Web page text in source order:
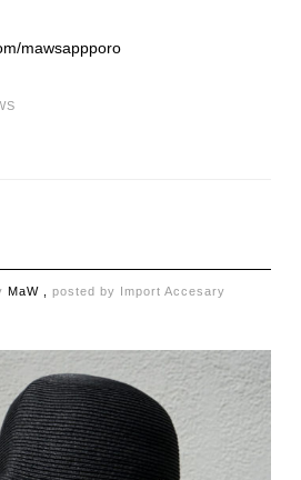
mawsappporo
MaW , posted by Import Accesary